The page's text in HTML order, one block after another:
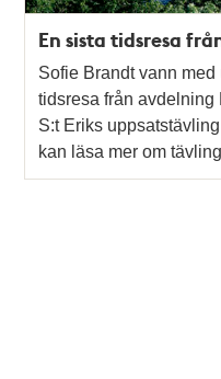
En sista tidsresa
Sofie Brandt vann
tidsresa från
S:t Eriks
kan läsa mer om